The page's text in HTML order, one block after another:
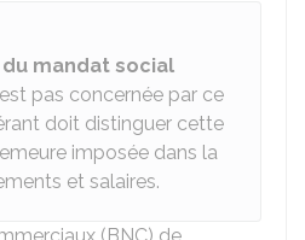
mandat social
pas concernée par ce
doit distinguer cette
imposée dans la
et salaires.